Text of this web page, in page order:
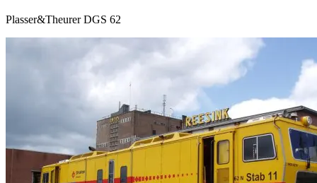
Plasser&Theurer DGS 62